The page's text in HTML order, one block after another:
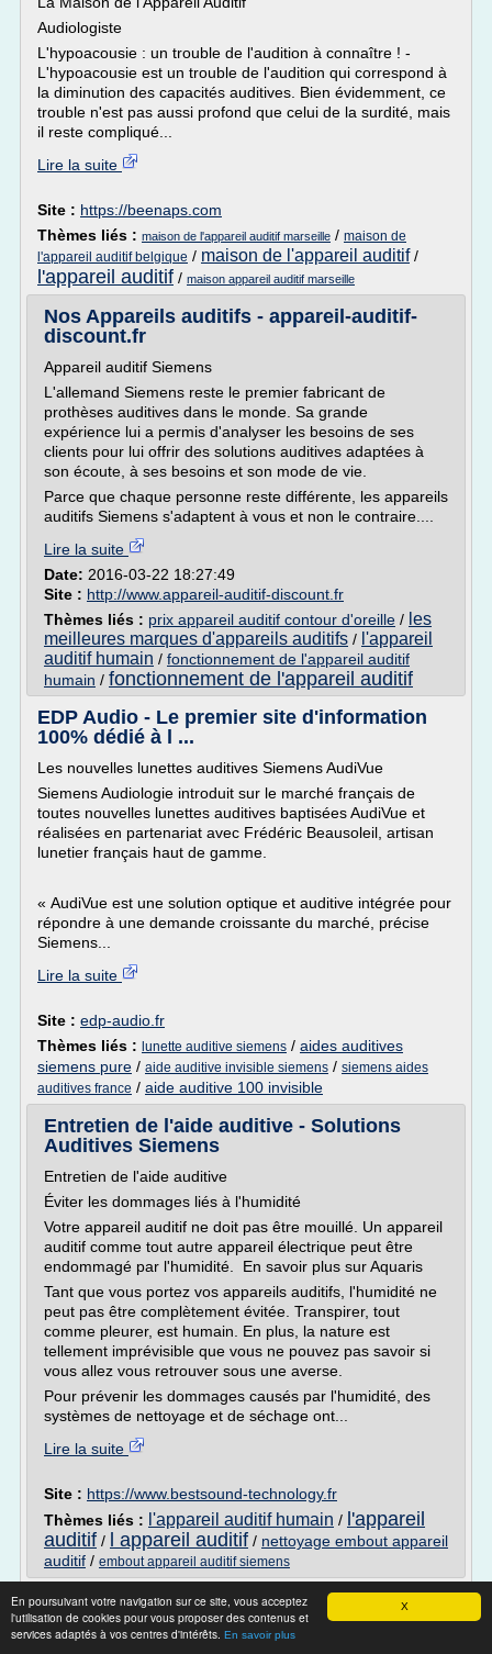
X
En poursuivant votre navigation sur ce site, vous acceptez
l'utilisation de cookies pour vous proposer des contenus et
services adaptés à vos centres d'intérêts. En savoir plus
Audiologiste
L'hypoacousie : un trouble de l'audition à connaître ! -
L'hypoacousie est un trouble de l'audition qui correspond à
la diminution des capacités auditives. Bien évidemment, ce
trouble n'est pas aussi profond que celui de la surdité, mais
il reste compliqué...
Lire la suite
Site : https://beenaps.com
Thèmes liés : maison de l'appareil auditif marseille / maison de
l'appareil auditif belgique / maison de l'appareil auditif/
l'appareil auditif / maison appareil auditif marseille
Nos Appareils auditifs - appareil-auditif-
discount.fr
Appareil auditif Siemens
L'allemand Siemens reste le premier fabricant de
prothèses auditives dans le monde. Sa grande
expérience lui a permis d'analyser les besoins de ses
clients pour lui offrir des solutions auditives adaptées à
son écoute, à ses besoins et son mode de vie.
Parce que chaque personne reste différente, les appareils
auditifs Siemens s'adaptent à vous et non le contraire....
Lire la suite
Date: 2016-03-22 18:27:49
Site : http://www.appareil-auditif-discount.fr
Thèmes liés : prix appareil auditif contour d'oreille / les
meilleures marques d'appareils auditifs / l'appareil
auditif humain / fonctionnement de l'appareil auditif
humain / fonctionnement de l'appareil auditif
EDP Audio - Le premier site d'information
100% dédié à l ...
Les nouvelles lunettes auditives Siemens AudiVue
Siemens Audiologie introduit sur le marché français de
toutes nouvelles lunettes auditives baptisées AudiVue et
réalisées en partenariat avec Frédéric Beausoleil, artisan
lunetier français haut de gamme.
« AudiVue est une solution optique et auditive intégrée pour
répondre à une demande croissante du marché, précise
Siemens...
Lire la suite
Site : edp-audio.fr
Thèmes liés : lunette auditive siemens / aides auditives
siemens pure / aide auditive invisible siemens / siemens aides
auditives france / aide auditive 100 invisible
Entretien de l'aide auditive - Solutions
Auditives Siemens
Entretien de l'aide auditive
Éviter les dommages liés à l'humidité
Votre appareil auditif ne doit pas être mouillé. Un appareil
auditif comme tout autre appareil électrique peut être
endommagé par l'humidité. En savoir plus sur Aquaris
Tant que vous portez vos appareils auditifs, l'humidité ne
peut pas être complètement évitée. Transpirer, tout
comme pleurer, est humain. En plus, la nature est
tellement imprévisible que vous ne pouvez pas savoir si
vous allez vous retrouver sous une averse.
Pour prévenir les dommages causés par l'humidité, des
systèmes de nettoyage et de séchage ont...
Lire la suite
Site : https://www.bestsound-technology.fr
Thèmes liés : l'appareil auditif humain / l'appareil
auditif / l appareil auditif / nettoyage embout appareil
auditif / embout appareil auditif siemens
BestSound Technology : la nouvelle ... -
appareil-auditif.pro